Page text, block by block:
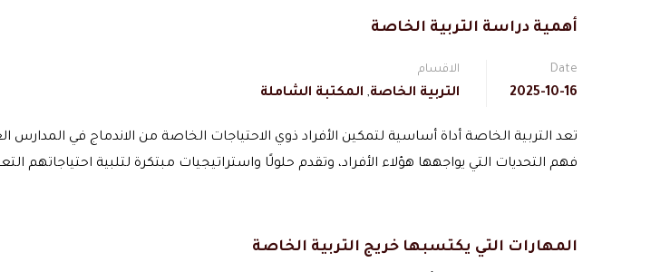
أهمية دراسة التربية الخاصة
Date
2025-10-16
الاقسام
التربية الخاصة, المكتبة الشاملة
تعد التربية الخاصة أداة أساسية لتمكين الأفراد ذوي الاحتياجات الخاصة من الاندماج في
فهم التحديات التي يواجهها هؤلاء الأفراد، وتقدم حلولًا واستراتيجيات مبتكرة لتلبية احتياجاتهم
المهارات التي يكتسبها خريج التربية الخاصة